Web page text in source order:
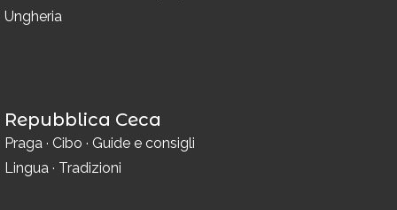
Ungheria
Repubblica Ceca
Praga · Cibo · Guide e consigli
Lingua · Tradizioni